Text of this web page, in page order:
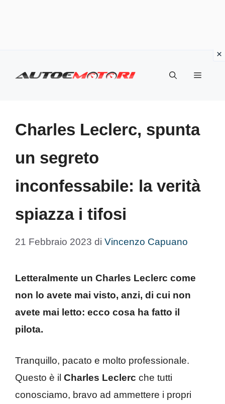
Menu
Charles Leclerc, spunta
un segreto
inconfessabile: la verità
spiazza i tifosi
21 Febbraio 2023 di Vincenzo Capuano
Letteralmente un Charles Leclerc come
non lo avete mai visto, anzi, di cui non
avete mai letto: ecco cosa ha fatto il
pilota.
Tranquillo, pacato e molto professionale.
Questo è il Charles Leclerc che tutti
conosciamo, bravo ad ammettere i propri